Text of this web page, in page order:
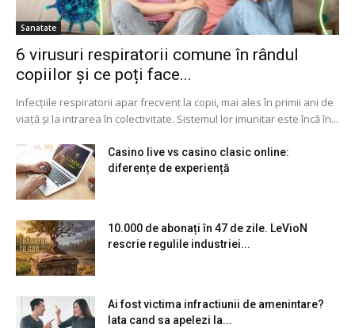
Sanatate
6 virusuri respiratorii comune în rândul
copiilor și ce poți face...
Infecțiile respiratorii apar frecvent la copii, mai ales în primii ani de
viață și la intrarea în colectivitate. Sistemul lor imunitar este încă în...
Casino live vs casino clasic online:
diferențe de experiență
10.000 de abonați în 47 de zile. LeVioN
rescrie regulile industriei...
Ai fost victima infractiunii de amenintare?
Iata cand sa apelezi la...